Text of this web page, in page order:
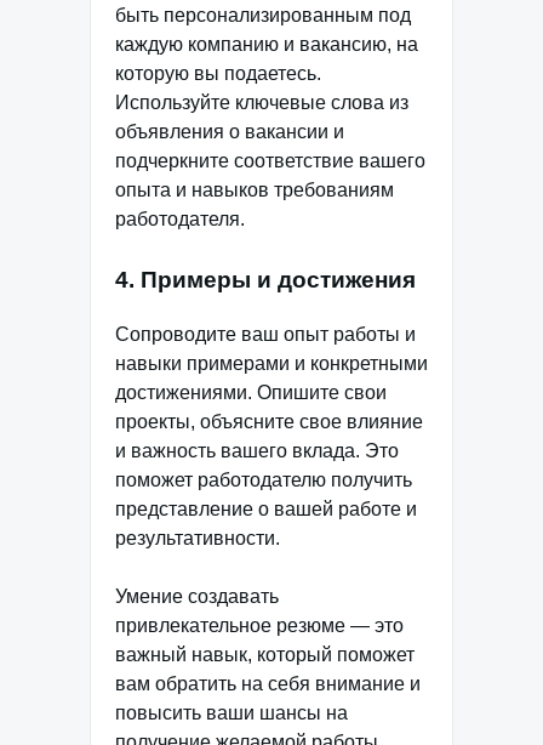
быть персонализированным под
каждую компанию и вакансию, на
которую вы подаетесь.
Используйте ключевые слова из
объявления о вакансии и
подчеркните соответствие вашего
опыта и навыков требованиям
работодателя.
4. Примеры и достижения
Сопроводите ваш опыт работы и
навыки примерами и конкретными
достижениями. Опишите свои
проекты, объясните свое влияние
и важность вашего вклада. Это
поможет работодателю получить
представление о вашей работе и
результативности.
Умение создавать
привлекательное резюме — это
важный навык, который поможет
вам обратить на себя внимание и
повысить ваши шансы на